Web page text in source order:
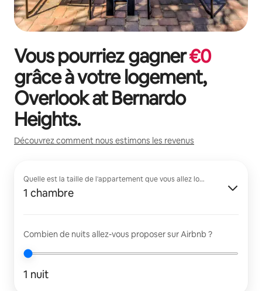
Vous pourriez gagner€0
grâce à votre logement,
Overlook at Bernardo
Heights.
Découvrez comment nous estimons les revenus
Quelle est la taille de l'appartement que vous allez louer ?
1 chambre
Combien de nuits allez-vous proposer sur Airbnb ?
1 nuit